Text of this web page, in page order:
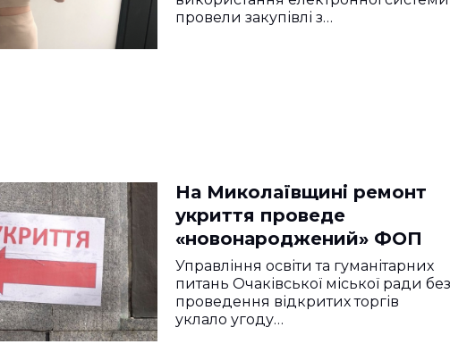
провели закупівлі з…
На Миколаївщині ремонт
укриття проведе
«новонароджений» ФОП
Управління освіти та гуманітарних
питань Очаківської міської ради без
проведення відкритих торгів
уклало угоду…